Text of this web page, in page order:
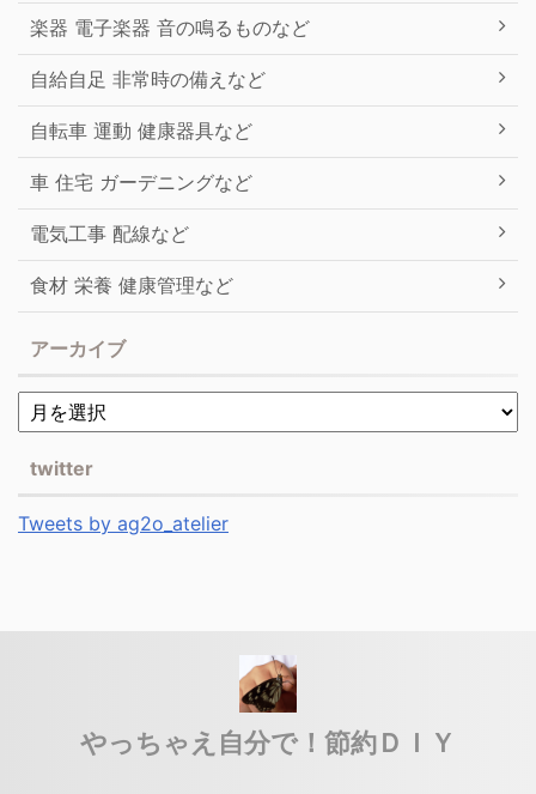
楽器 電子楽器 音の鳴るものなど
自給自足 非常時の備えなど
自転車 運動 健康器具など
車 住宅 ガーデニングなど
電気工事 配線など
食材 栄養 健康管理など
アーカイブ
twitter
Tweets by ag2o_atelier
やっちゃえ自分で！節約ＤＩＹ